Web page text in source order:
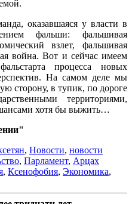
оказавшаяся у власти в
фальши: фальшивая
взлет, фальшивая
война. Вот и сейчас имеем
процесса новых
На самом деле мы
сторону, в тупик, по дороге
территориями,
хотя бы выжить…
, Новости, новости
, Парламент, Арцах
, Ксенофобия, Экономика,